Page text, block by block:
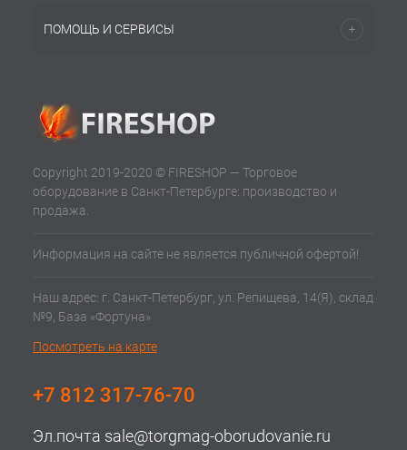
ПОМОЩЬ И СЕРВИСЫ
Copyright 2019-2020 © FIRESHOP — Торговое
оборудование в Санкт-Петербурге: производство и
продажа.
Информация на сайте не является публичной офертой!
Наш адрес: г. Санкт-Петербург, ул. Репищева, 14(Я), склад
№9, База «Фортуна»
Посмотреть на карте
+7 812 317-76-70
Эл.почта sale@torgmag-oborudovanie.ru